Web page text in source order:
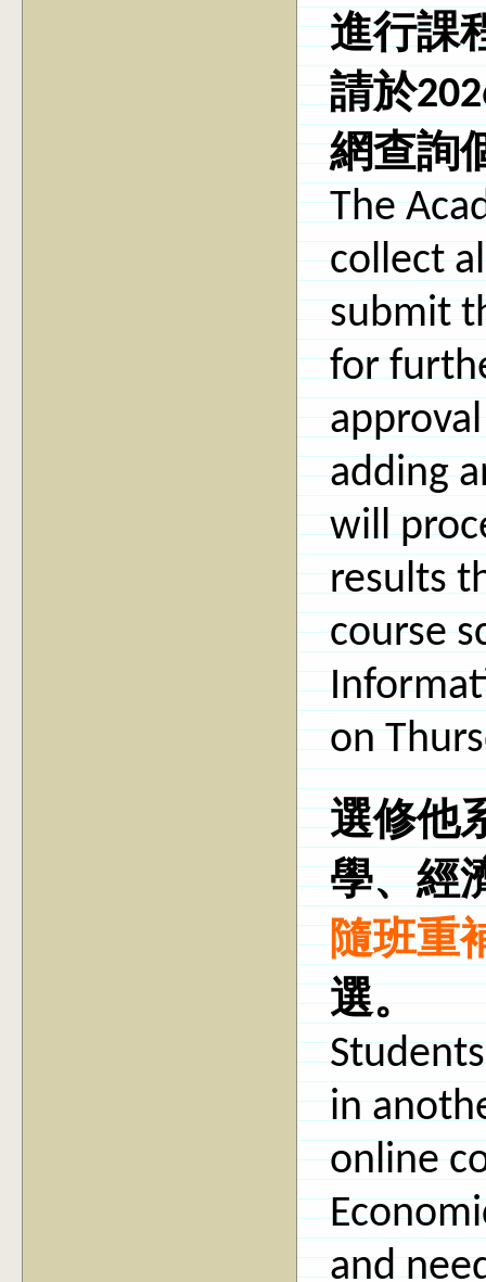
進行課
請於
網查詢
The
collect
submit
for
adding
will
results
course
on
選修他
學、經
隨班重
選。
in
online
and